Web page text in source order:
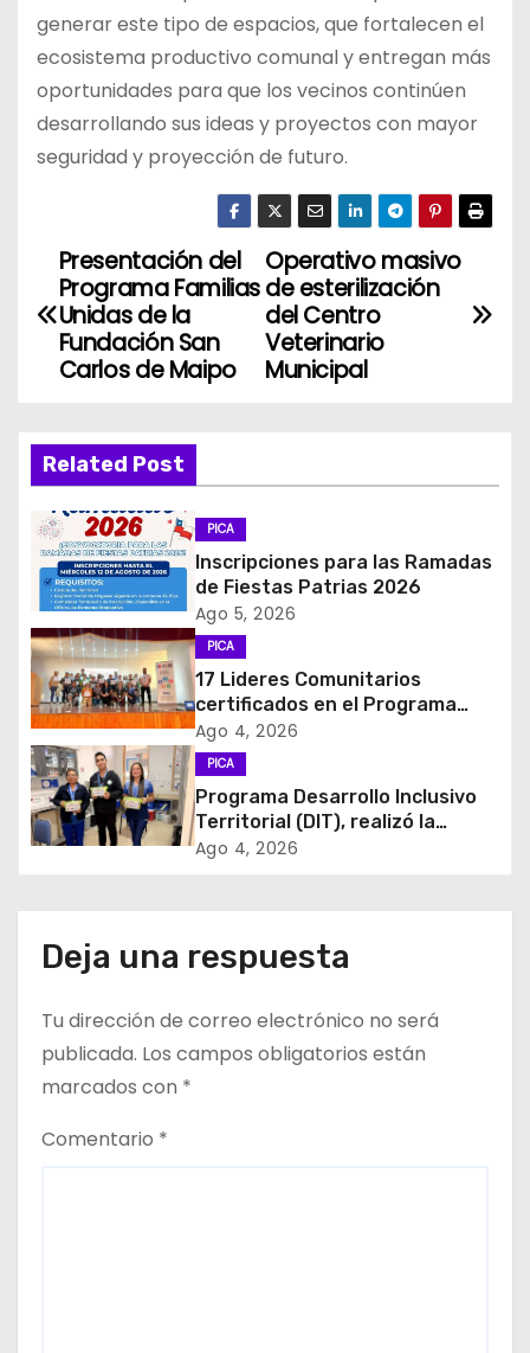
generar este tipo de espacios, que fortalecen el
ecosistema productivo comunal y entregan más
oportunidades para que los vecinos continúen
desarrollando sus ideas y proyectos con mayor
seguridad y proyección de futuro.
N
a
g
a
c
i
ó
n
d
e
t
r
a
Operativo masivo
de esterilización
del Centro
Veterinario
Municipal
Presentación del
Programa Familias
Unidas de la
Fundación San
Carlos de Maipo
Related Post
PICA
Inscripciones para las Ramadas
de Fiestas Patrias 2026
Ago 5, 2026
PICA
17 Lideres Comunitarios
certificados en el Programa
MÁS AMA
Ago 4, 2026
PICA
Programa Desarrollo Inclusivo
Territorial (DIT), realizó la
entrega de Cajas de Regulación
Ago 4, 2026
Deja una respuesta
Tu dirección de correo electrónico no será
publicada. Los campos obligatorios están
marcados con *
Comentario *